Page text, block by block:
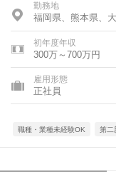
勤務地
福岡県、熊本県、
初年度年収
300万～700万円
雇用形態
正社員
職種・業種未経験OK 第二